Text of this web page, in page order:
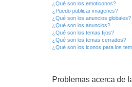
¿Qué son los emoticonos?
¿Puedo publicar imagenes?
¿Qué son los anuncios globales?
¿Qué son los anuncios?
¿Qué son los temas fijos?
¿Qué son los temas cerrados?
¿Qué son los iconos para los
Problemas acerca de